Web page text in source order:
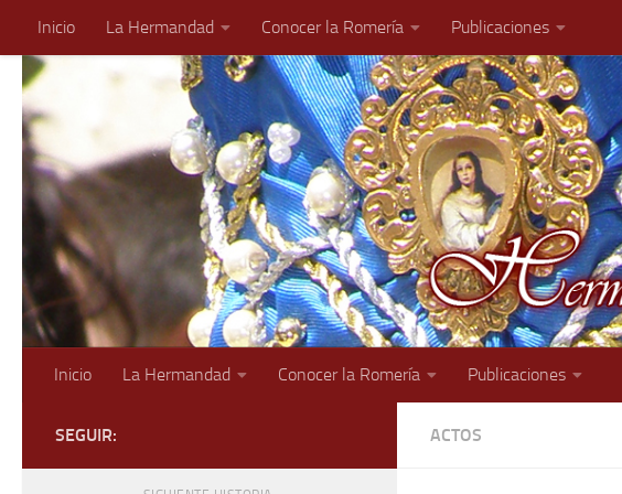
Saltar al contenido
Inicio La Hermandad Conocer la Romería Publicaciones
Inicio La Hermandad Conocer la Romería Publicaciones
ACTOS
SEGUIR: